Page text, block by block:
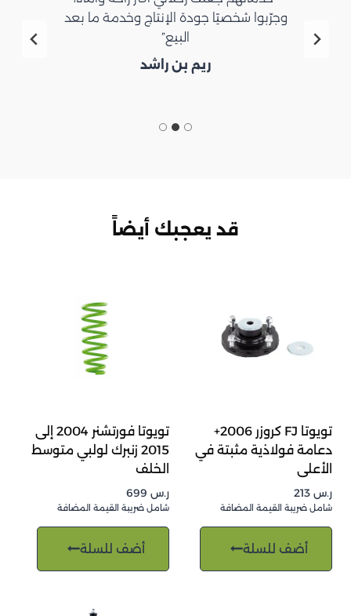
وجرّبوا شخصيًا جودة الإنتاج وخدمة ما بعد
البيع”
ريم بن راشد
قد يعجبك أيضاً
تويوتا FJ كروزر 2006+
دعامة فولاذية مثبتة في
الأعلى
ر.س
شامل ضريبة القيمة المضافة
أضف للسلة
تويوتا فورتشنر 2004 إلى
2015 زنبرك لولبي متوسط
الخلف
ر.س
شامل ضريبة القيمة المضافة
أضف للسلة